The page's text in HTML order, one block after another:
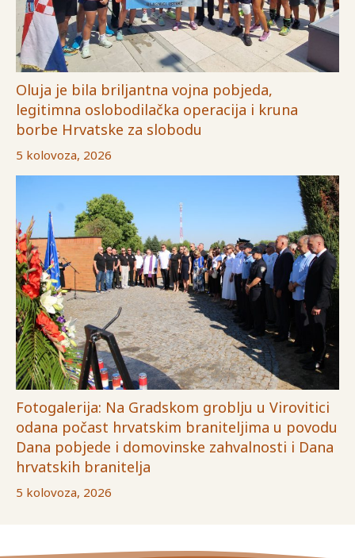
Oluja je bila briljantna vojna pobjeda,
legitimna oslobodilačka operacija i kruna
borbe Hrvatske za slobodu
5 kolovoza, 2026
Fotogalerija: Na Gradskom groblju u Virovitici
odana počast hrvatskim braniteljima u povodu
Dana pobjede i domovinske zahvalnosti i Dana
hrvatskih branitelja
5 kolovoza, 2026